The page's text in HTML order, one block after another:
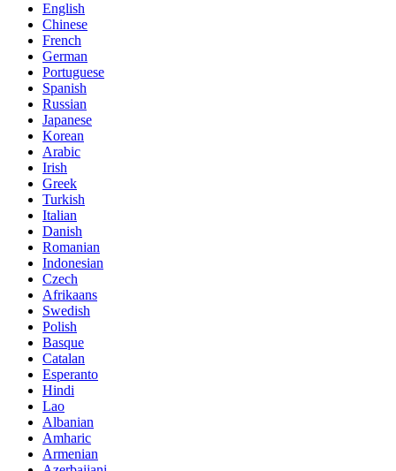
English
Chinese
French
German
Portuguese
Spanish
Russian
Japanese
Korean
Arabic
Irish
Greek
Turkish
Italian
Danish
Romanian
Indonesian
Czech
Afrikaans
Swedish
Polish
Basque
Catalan
Esperanto
Hindi
Lao
Albanian
Amharic
Armenian